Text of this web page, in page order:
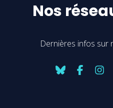
Nos
Dernières infos sur